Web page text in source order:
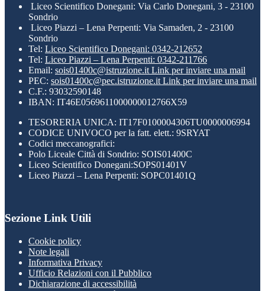
Liceo Scientifico Donegani: Via Carlo Donegani, 3 - 23100
Sondrio
Liceo Piazzi – Lena Perpenti: Via Samaden, 2 - 23100
Sondrio
Tel: Liceo Scientifico Donegani: 0342-212652
Tel: Liceo Piazzi – Lena Perpenti: 0342-211766
Email: sois01400c@istruzione.it Link per inviare una mail
PEC: sois01400c@pec.istruzione.it Link per inviare una mail
C.F.: 93032590148
IBAN: IT46E0569611000000012766X59
TESORERIA UNICA: IT17F0100004306TU0000006994
CODICE UNIVOCO per la fatt. elett.: 9SRYAT
Codici meccanografici:
Polo Liceale Città di Sondrio: SOIS01400C
Liceo Scientifico Donegani:SOPS01401V
Liceo Piazzi – Lena Perpenti: SOPC01401Q
Sezione Link Utili
Cookie policy
Note legali
Informativa Privacy
Ufficio Relazioni con il Pubblico
Dichiarazione di accessibilità